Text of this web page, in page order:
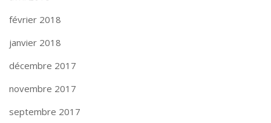
février 2018
janvier 2018
décembre 2017
novembre 2017
septembre 2017